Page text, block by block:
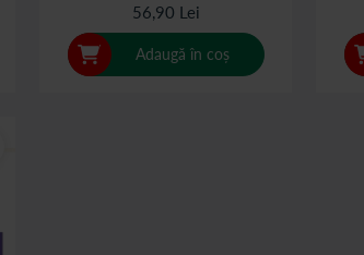
56,90 Lei
Adaugă în coș